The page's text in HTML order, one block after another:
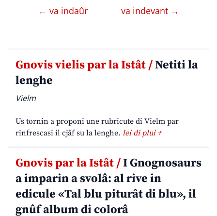
← va indaûr va indevant →
Gnovis vielis par la Istât /Netiti la
lenghe
Vielm
Us tornin a proponi une rubricute di Vielm par
rinfrescasi il cjâf su la lenghe. lei di plui +
Gnovis par la Istât /I Gnognosaurs
a imparin a svolâ: al rive in
edicule «Tal blu piturât di blu», il
gnûf album di colorâ